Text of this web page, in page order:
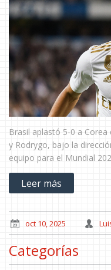
Brasil aplastó 5-0 a Corea
y Rodrygo, bajo la
equipo para el Mundial
Leer más
oct 10, 2025
Categorías